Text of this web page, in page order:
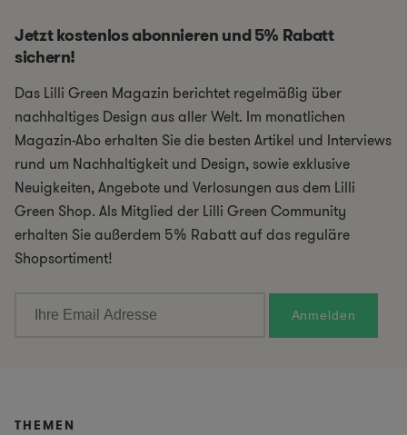
Jetzt kostenlos abonnieren und 5% Rabatt
sichern!
Das Lilli Green Magazin berichtet regelmäßig über
nachhaltiges Design aus aller Welt. Im monatlichen
Magazin-Abo erhalten Sie die besten Artikel und Interviews
rund um Nachhaltigkeit und Design, sowie exklusive
Neuigkeiten, Angebote und Verlosungen aus dem Lilli
Green Shop. Als Mitglied der Lilli Green Community
erhalten Sie außerdem 5% Rabatt auf das reguläre
Shopsortiment!
THEMEN